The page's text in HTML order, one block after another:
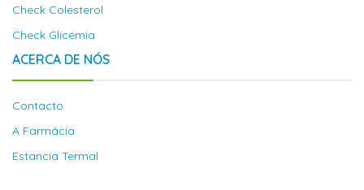
Check Colesterol
Check Glicémia
ACERCA DE NÓS
Contacto
A Farmácia
Estancia Termal